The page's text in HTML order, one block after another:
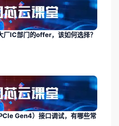
IC部门的offer，该如何选择？
Gen4）接口调试，有哪些常